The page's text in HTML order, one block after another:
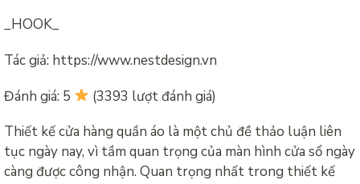
_HOOK_
Tác giả: https://www.nestdesign.vn
Đánh giá: 5
(3393 lượt đánh giá)
Thiết kế cửa hàng quần áo là một chủ đề thảo luận liên
tục ngày nay, vì tầm quan trọng của màn hình cửa sổ ngày
càng được công nhận. Quan trọng nhất trong thiết kế